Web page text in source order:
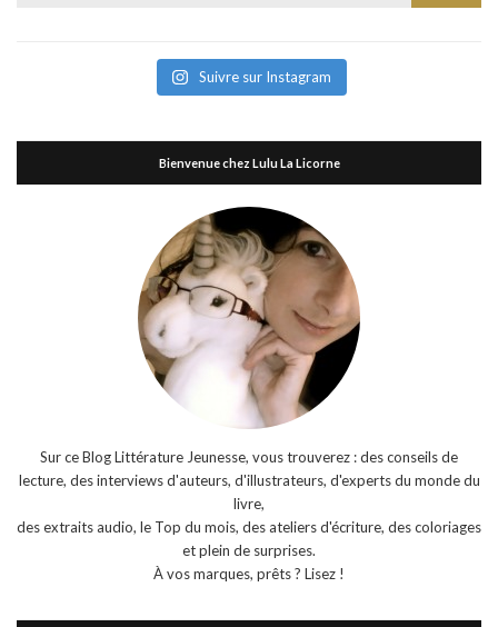
Suivre sur Instagram
Bienvenue chez Lulu La Licorne
Sur ce Blog Littérature Jeunesse, vous trouverez : des conseils de
lecture, des interviews d'auteurs, d'illustrateurs, d'experts du monde du
livre,
des extraits audio, le Top du mois, des ateliers d'écriture, des coloriages
et plein de surprises.
À vos marques, prêts ? Lisez !